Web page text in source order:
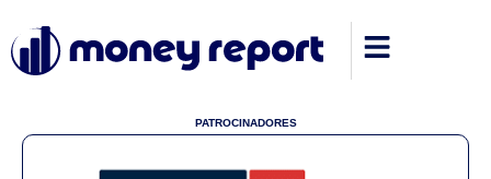
PATROCINADORES